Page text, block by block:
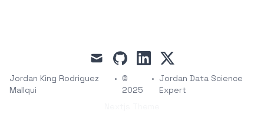
mail github linkedin
x
Jordan King Rodriguez
Mallqui
• ©
2025
• Jordan Data Science
Expert